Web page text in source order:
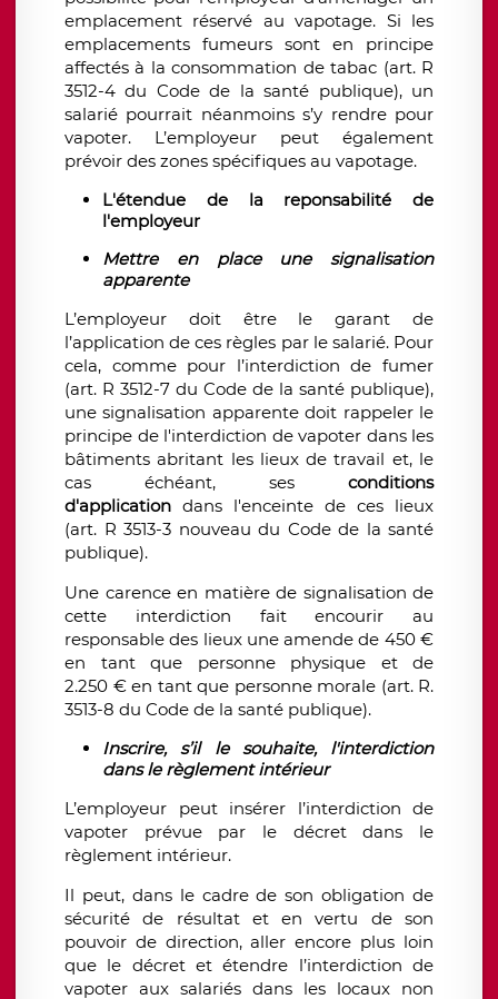
emplacement réservé au vapotage. Si les
emplacements fumeurs sont en principe
affectés à la consommation de tabac (art. R
3512-4 du Code de la santé publique), un
salarié pourrait néanmoins s’y rendre pour
vapoter. L’employeur peut également
prévoir des zones spécifiques au vapotage.
L'étendue de la reponsabilité de
l'employeur​
Mettre en place une signalisation
apparente
L’employeur doit être le garant de
l’application de ces règles par le salarié. Pour
cela, comme pour l’interdiction de fumer
(art. R 3512-7 du Code de la santé publique),
une signalisation apparente doit rappeler le
principe de l'interdiction de vapoter dans les
bâtiments abritant les lieux de travail et, le
cas échéant, ses conditions
d'application dans l'enceinte de ces lieux
(art. R 3513-3 nouveau du Code de la santé
publique).
Une carence en matière de signalisation de
cette interdiction fait encourir au
responsable des lieux une amende de 450 €
en tant que personne physique et de
2.250 € en tant que personne morale (art. R.
3513-8 du Code de la santé publique).
Inscrire, s’il le souhaite, l'interdiction
dans le règlement intérieur
L’employeur peut insérer l’interdiction de
vapoter prévue par le décret dans le
règlement intérieur.
Il peut, dans le cadre de son obligation de
sécurité de résultat et en vertu de son
pouvoir de direction, aller encore plus loin
que le décret et étendre l’interdiction de
vapoter aux salariés dans les locaux non